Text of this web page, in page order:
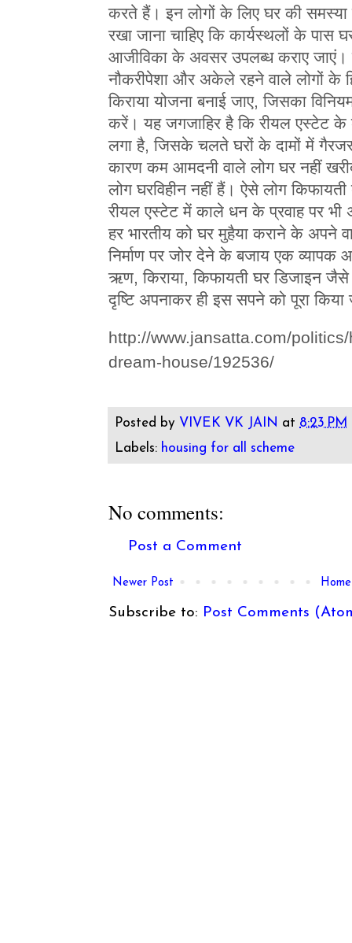
करते हैं। इन लोगों के लिए घर की
रखा जाना चाहिए कि कार्यस्थलों के पास
आजीविका के अवसर उपलब्ध कराए जाएं।
नौकरीपेशा और अकेले रहने वाले लोगों के
किराया योजना बनाई जाए, जिसका
करें। यह जगजाहिर है कि रीयल एस्टेट के
लगा है, जिसके चलते घरों के दामों में
कारण कम आमदनी वाले लोग घर नहीं
लोग घरविहीन नहीं हैं। ऐसे लोग
रीयल एस्टेट में काले धन के प्रवाह पर
हर भारतीय को घर मुहैया कराने के अपने
निर्माण पर जोर देने के बजाय एक व्यापक
ऋण, किराया, किफायती घर डिजाइन
दृष्टि अपनाकर ही इस सपने को पूरा
http://www.jansatta.com/
dream-house/192536/
Posted by VIVEK VK JAIN at 8:23 PM
Labels: housing for all scheme
No comments:
Post a Comment
Newer Post Home
Subscribe to: Post Comments